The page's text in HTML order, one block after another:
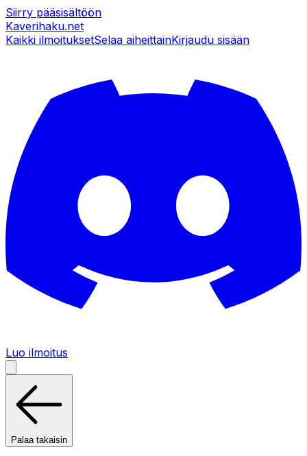
Siirry pääsisältöön
Kaverihaku.net
Kaikki ilmoituksetSelaa aiheittainKirjaudu sisään
Luo ilmoitus
Palaa takaisin